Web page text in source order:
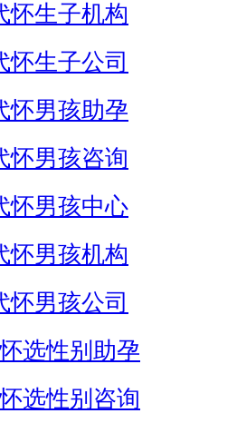
怀生子机构
怀生子公司
怀男孩助孕
怀男孩咨询
怀男孩中心
怀男孩机构
怀男孩公司
选性别助孕
选性别咨询